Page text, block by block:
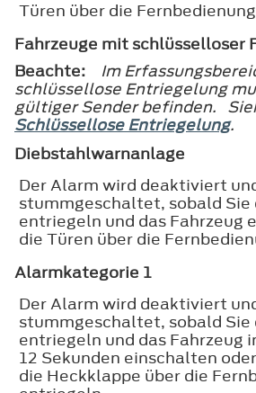
Türen über die
Fahrzeuge mit schlüsselloser
Beachte:
Im
schlüssellose Entriegelung
gültiger Sender befinden.
Schlüssellose Entriegelung.
Diebstahlwarnanlage
Der Alarm wird deaktiviert
stummgeschaltet, sobald Sie
entriegeln und das Fahrzeug
die Türen über die
Alarmkategorie 1
Der Alarm wird deaktiviert
stummgeschaltet, sobald Sie
entriegeln und das Fahrzeug
12 Sekunden einschalten
die Heckklappe über die